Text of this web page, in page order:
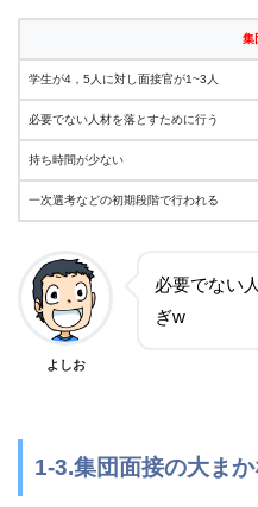
集
学生が4，5人に対し面接官が1~3人
必要でない人材を落とすために行う
持ち時間が少ない
一次選考などの初期段階で行われる
よしお
必要でない
ぎw
1-3.集団面接の大ま